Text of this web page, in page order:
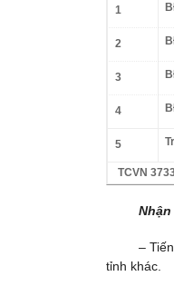
1
2
3
4
5
TCVN
–
tỉnh khác.